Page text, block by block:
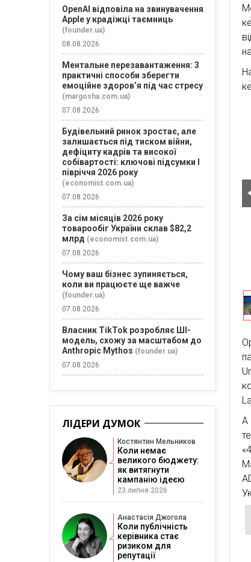
А
OpenAI відповіла на звинувачення
Apple у крадіжці таємниць
(founder.ua)
08.08.2026
Ментальне перезавантаження: 3
практичні способи зберегти
емоційне здоров’я під час стресу
(margosha.com.ua)
07.08.2026
Будівельний ринок зростає, але
залишається під тиском війни,
дефіциту кадрів та високої
собівартості: ключові підсумки І
півріччя 2026 року
(economist.com.ua)
07.08.2026
За сім місяців 2026 року
товарообіг України склав $82,2
млрд (economist.com.ua)
07.08.2026
Чому ваш бізнес зупиняється,
коли ви працюєте ще важче
(founder.ua)
07.08.2026
Власник TikTok розробляє ШІ-
модель, схожу за масштабом до
Anthropic Mythos (founder.ua)
07.08.2026
ЛІДЕРИ ДУМОК
Костянтин Мельников
Коли немає
великого бюджету:
як витягнути
кампанію ідеєю
23 липня 2026
Анастасія Джогола
Коли публічність
керівника стає
ризиком для
репутації